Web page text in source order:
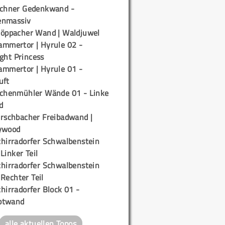
Gedenkwand -
Wand | Waldjuwel
| Hyrule 02 -
Princess
| Hyrule 01 -
Wände 01 - Linke
Freibadwand |
Schwalbenstein
Teil
Schwalbenstein
Teil
Block 01 -